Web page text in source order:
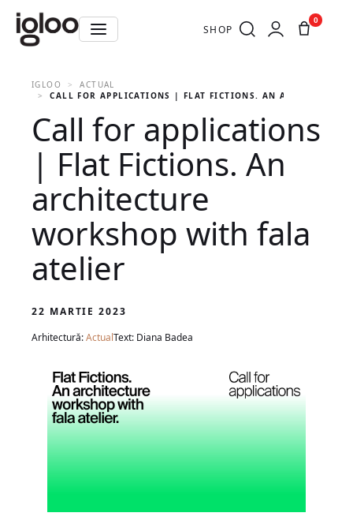
SHOP
0
IGLOO
ACTUAL
CALL FOR APPLICATIONS | FLAT FICTIONS. AN
Call for applications
| Flat Fictions. An
architecture
workshop with fala
atelier
22 MARTIE 2023
Arhitectură:ActualText: Diana Badea